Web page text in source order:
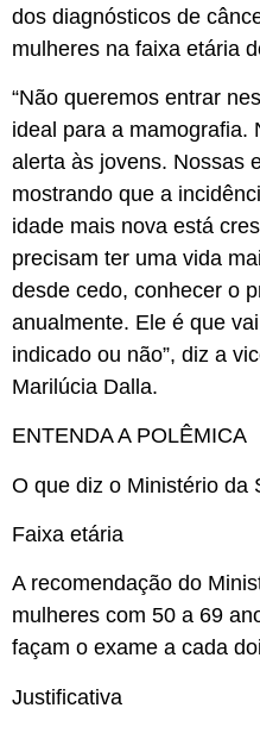
dos diagnósticos de
mulheres na faixa etária
“Não queremos entrar
ideal para a mamografia.
alerta às jovens. Nossas
mostrando que a
idade mais nova está
precisam ter uma vida
desde cedo, conhecer o
anualmente. Ele é que
indicado ou não”, diz a
Marilúcia Dalla.
ENTENDA A POLÊMICA
O que diz o Ministério da
Faixa etária
A recomendação do
mulheres com 50 a 69
façam o exame a cada
Justificativa